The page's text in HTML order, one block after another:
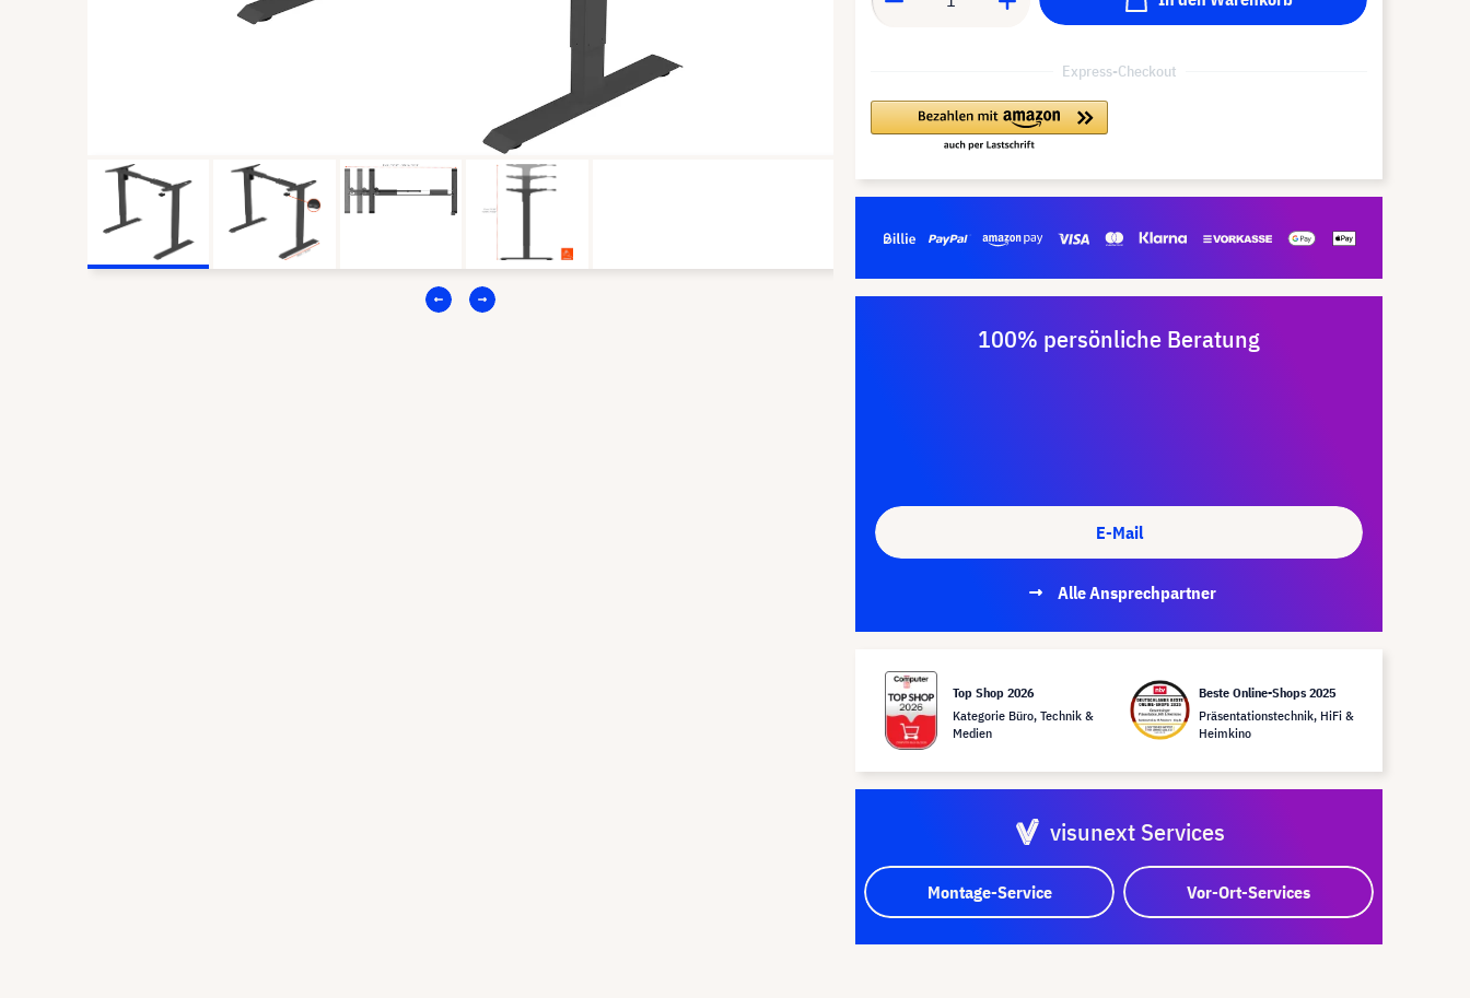
Express-Checkout
100% persönliche Beratung
E-Mail
Alle Ansprechpartner
Top Shop 2026
Kategorie Büro, Technik &
Medien
Beste Online-Shops 2025
Präsentationstechnik, HiFi &
Heimkino
visunext Services
Montage-Service Vor-Ort-Services